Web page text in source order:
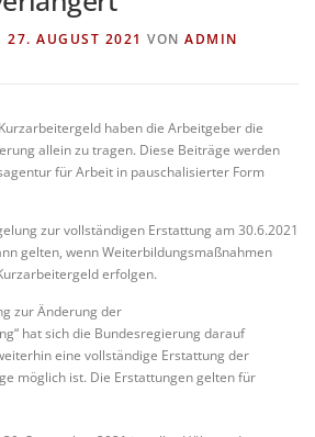
27. AUGUST 2021 VON ADMIN
haben die Arbeitgeber die
allein zu tragen. Diese Beiträge werden
für Arbeit in pauschalisierter Form
zur vollständigen Erstattung am 30.6.2021
gelten, wenn Weiterbildungsmaßnahmen
erfolgen.
zur Änderung der
hat sich die Bundesregierung darauf
eine vollständige Erstattung der
möglich ist. Die Erstattungen gelten für